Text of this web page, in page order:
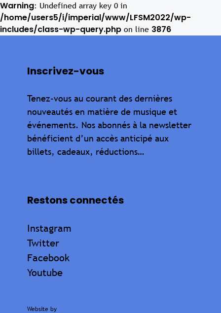
Warning: Undefined array key 0 in
/home/users5/i/imperial/www/LFSM2022/wp-
includes/class-wp-query.php on line 3876
Inscrivez-vous
Tenez-vous au courant des dernières
nouveautés en matière de musique et
événements. Nos abonnés à la newsletter
bénéficient d’un accès anticipé aux
billets, cadeaux, réductions…
Restons connectés
Instagram
Twitter
Facebook
Youtube
Website by